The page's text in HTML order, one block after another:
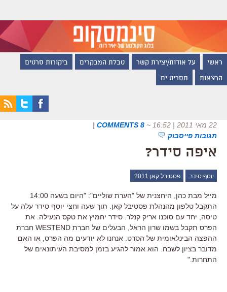
ראשי על אודות/יצירת קשר טבלת המבקרים ביקורות סרטים
הרצאות תסריט.ים
22 מאי 2011 | 16:52 ~
8 COMMENTS
|
תגובות פייסבוק
איפה סידר?
יוסף סידר פסטיבל קאן 2011
מייל מבת כהן, היחצנית של "הערת שוליים": "היום בשעה 14:00
התקבל טלפון מהנהלת פסטיבל קאן. תוך שעה וחצי יוסף סידר עלה על
טיסה, יחד עם סוכנו אריק קנלר. סידר יחמיץ את טקס הנעילה. את
הפרס תקבל בשמו שרון הראל, הבעלים של חברת WESTEND חברת
ההפצה הבינלאומית של הסרט. אנחנו לא יודעים מה הפרס, או האם
מדובר בציון לשבח. הוא אמור להגיע בזמן למסיבת העיתונאים של
התחרות."